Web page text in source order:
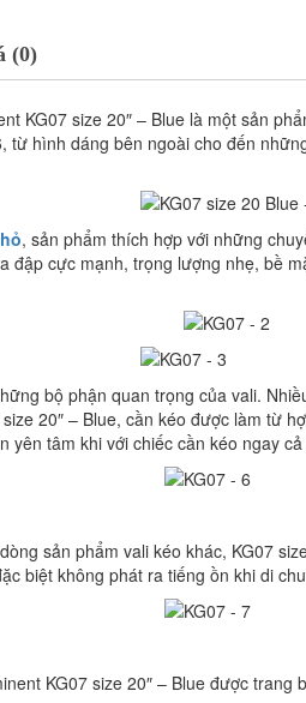
(0)
KG07 size 20″ – Blue là một sản
từ hình dáng bên ngoài cho đến
, sản phẩm thích hợp với những
đập cực mạnh, trọng lượng nhẹ, bề
bộ phận quan trọng của vali.
20″ – Blue, cần kéo được làm từ
yên tâm khi với chiếc cần kéo ngay
sản phẩm vali kéo khác, KG07
biệt không phát ra tiếng ồn khi di
KG07 size 20″ – Blue được